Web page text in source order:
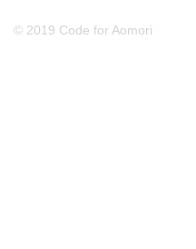
© 2019 Code for Aomori